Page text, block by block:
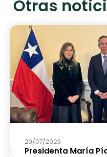
Otras
29/07/2026
Presidenta María